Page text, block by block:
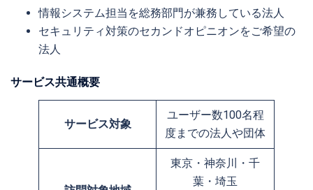
情報システム担当を総務部門が兼務している法人
セキュリティ対策のセカンドオピニオンをご希望の
法人
サービス共通概要
サービス対象
ユーザー数100名程
度までの法人や団体
東京・神奈川・千
葉・埼玉